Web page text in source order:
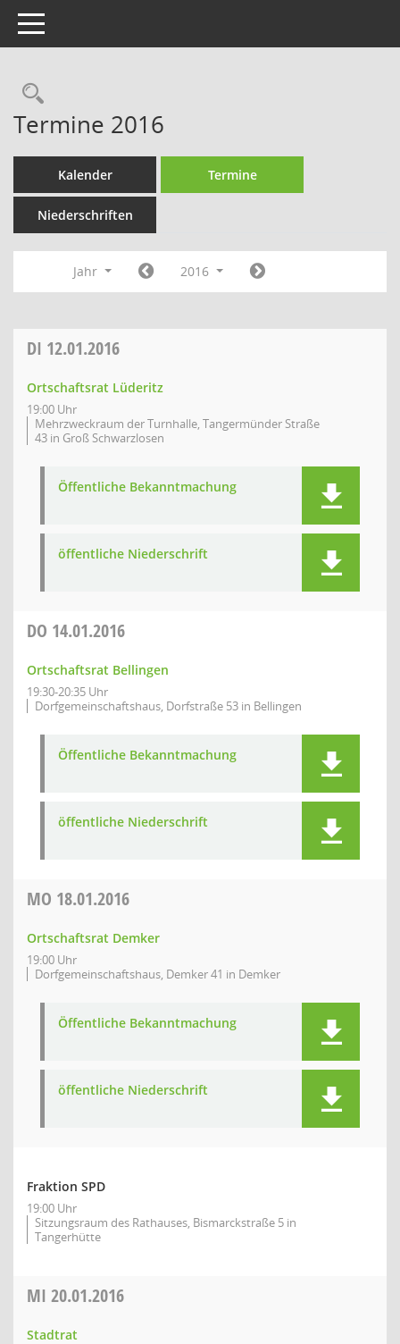
Toggle navigation
Rechercheauswahl
Termine 2016
Kalender Termine
Niederschriften
Jahr 2016
DI 12.01.2016
Ortschaftsrat Lüderitz
19:00 Uhr
Mehrzweckraum der Turnhalle, Tangermünder Straße
43 in Groß Schwarzlosen
Öffentliche Bekanntmachung
öffentliche Niederschrift
DO 14.01.2016
Ortschaftsrat Bellingen
19:30-20:35 Uhr
Dorfgemeinschaftshaus, Dorfstraße 53 in Bellingen
Öffentliche Bekanntmachung
öffentliche Niederschrift
MO 18.01.2016
Ortschaftsrat Demker
19:00 Uhr
Dorfgemeinschaftshaus, Demker 41 in Demker
Öffentliche Bekanntmachung
öffentliche Niederschrift
Fraktion SPD
19:00 Uhr
Sitzungsraum des Rathauses, Bismarckstraße 5 in
Tangerhütte
MI 20.01.2016
Stadtrat